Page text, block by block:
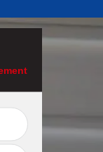
Ferronnerie 87
Haute-Vienne